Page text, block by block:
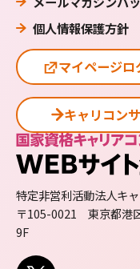
特定非営利活動法人キ
〒105-0021 東京都港
9F
個人情報保護方針
マイページロ
キャリコン